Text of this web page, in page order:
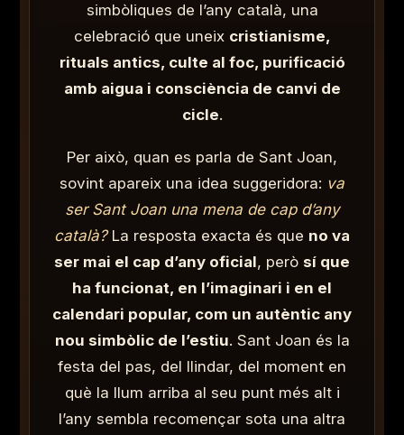
simbòliques de l’any català, una
celebració que uneix cristianisme,
rituals antics, culte al foc, purificació
amb aigua i consciència de canvi de
cicle.
Per això, quan es parla de Sant Joan,
sovint apareix una idea suggeridora: va
ser Sant Joan una mena de cap d’any
català?La resposta exacta és que no va
ser mai el cap d’any oficial, però sí que
ha funcionat, en l’imaginari i en el
calendari popular, com un autèntic any
nou simbòlic de l’estiu. Sant Joan és la
festa del pas, del llindar, del moment en
què la llum arriba al seu punt més alt i
l’any sembla recomençar sota una altra